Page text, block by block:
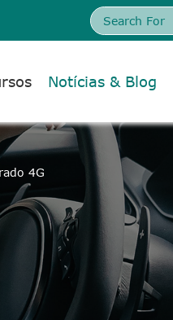
Notícias & Blog
4G